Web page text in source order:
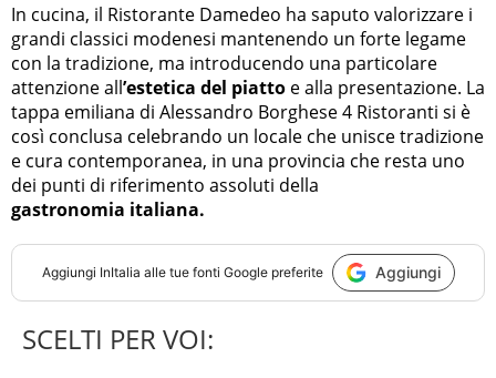
In cucina, il Ristorante Damedeo ha saputo valorizzare i
grandi classici modenesi mantenendo un forte legame
con la tradizione, ma introducendo una particolare
attenzione all’estetica del piatto e alla presentazione. La
tappa emiliana di Alessandro Borghese 4 Ristoranti si è
così conclusa celebrando un locale che unisce tradizione
e cura contemporanea, in una provincia che resta uno
dei punti di riferimento assoluti della
gastronomia italiana.
Aggiungi InItalia alle tue fonti Google preferite Aggiungi
SCELTI PER VOI: